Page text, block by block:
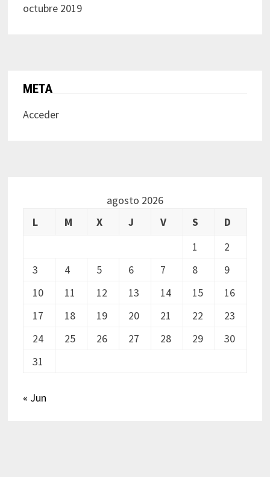
octubre 2019
META
Acceder
agosto 2026
L
M X J V S
D
1
2
3
4 5 6 7 8
9
10
11 12 13 14 15
16
17
18 19 20 21 22
23
24
25 26 27 28 29
30
31
« Jun